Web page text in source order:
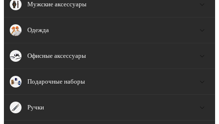
Мужские аксессуары
Одежда
Офисные аксессуары
Подарочные наборы
Ручки